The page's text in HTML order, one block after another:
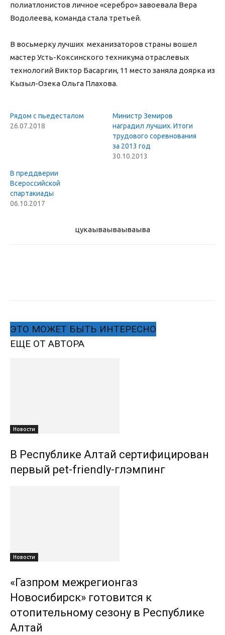
полиатлонистов личное «серебро» завоевала Вера
Водолеева, команда стала третьей.
В восьмерку лучших механизаторов страны вошел
мастер Усть-Коксинского техникума отраслевых
технологий Виктор Басаргин, 11 место заняла доярка из
Кызыл-Озека Ольга Плахова.
Рядом с пьедесталом
26.07.2018
Министр Земиров
наградил лучших. Итоги
трудового соревнования
за 2013 год
30.10.2013
В преддверии
Всероссийской
спартакиады
06.10.2017
цукаываываываыва
ЭТО МОЖЕТ БЫТЬ ИНТЕРЕСНО
ЕЩЕ ОТ АВТОРА
Новости
В Республике Алтай сертифицирован
первый pet-friendly-глэмпинг
Новости
«Газпром межрегионгаз
Новосибирск» готовится к
отопительному сезону в Республике
Алтай